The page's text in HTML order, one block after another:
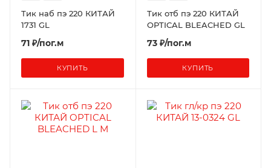
Тик наб пэ 220 КИТАЙ
1731 GL
71 ₽/пог.м
КУПИТЬ
Тик отб пэ 220 КИТАЙ
OPTICAL BLEACHED GL
73 ₽/пог.м
КУПИТЬ